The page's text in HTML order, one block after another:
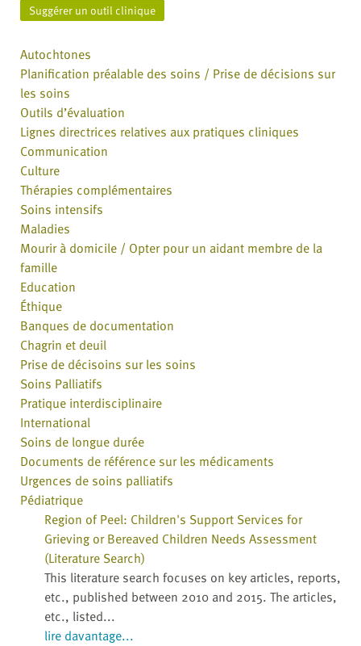
Suggérer un outil clinique
Autochtones
Planification préalable des soins / Prise de décisions sur
les soins
Outils d’évaluation
Lignes directrices relatives aux pratiques cliniques
Communication
Culture
Thérapies complémentaires
Soins intensifs
Maladies
Mourir à domicile / Opter pour un aidant membre de la
famille
Education
Éthique
Banques de documentation
Chagrin et deuil
Prise de décisoins sur les soins
Soins Palliatifs
Pratique interdisciplinaire
International
Soins de longue durée
Documents de référence sur les médicaments
Urgences de soins palliatifs
Pédiatrique
Region of Peel: Children's Support Services for
Grieving or Bereaved Children Needs Assessment
(Literature Search)
This literature search focuses on key articles, reports,
etc., published between 2010 and 2015. The articles,
etc., listed...
lire davantage...